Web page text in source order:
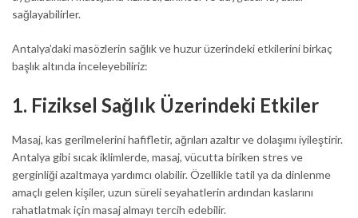
sağlayabilirler.
Antalya’daki masözlerin sağlık ve huzur üzerindeki etkilerini birkaç
başlık altında inceleyebiliriz:
1. Fiziksel Sağlık Üzerindeki Etkiler
Masaj, kas gerilmelerini hafifletir, ağrıları azaltır ve dolaşımı iyileştirir.
Antalya gibi sıcak iklimlerde, masaj, vücutta biriken stres ve
gerginliği azaltmaya yardımcı olabilir. Özellikle tatil ya da dinlenme
amaçlı gelen kişiler, uzun süreli seyahatlerin ardından kaslarını
rahatlatmak için masaj almayı tercih edebilir.